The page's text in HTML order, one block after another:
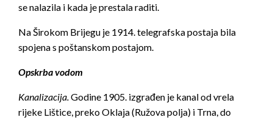
se nalazila i kada je prestala raditi.
Na Širokom Brijegu je 1914. telegrafska postaja bila
spojena s poštanskom postajom.
Opskrba vodom
Kanalizacija.Godine 1905. izgrađen je kanal od vrela
rijeke Lištice, preko Oklaja (Ružova polja) i Trna, do